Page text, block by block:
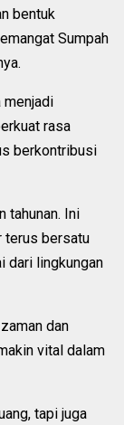
bentuk
Sumpah
menjadi
rasa
berkontribusi
tahunan. Ini
terus bersatu
dari lingkungan
dan
vital dalam
tapi juga